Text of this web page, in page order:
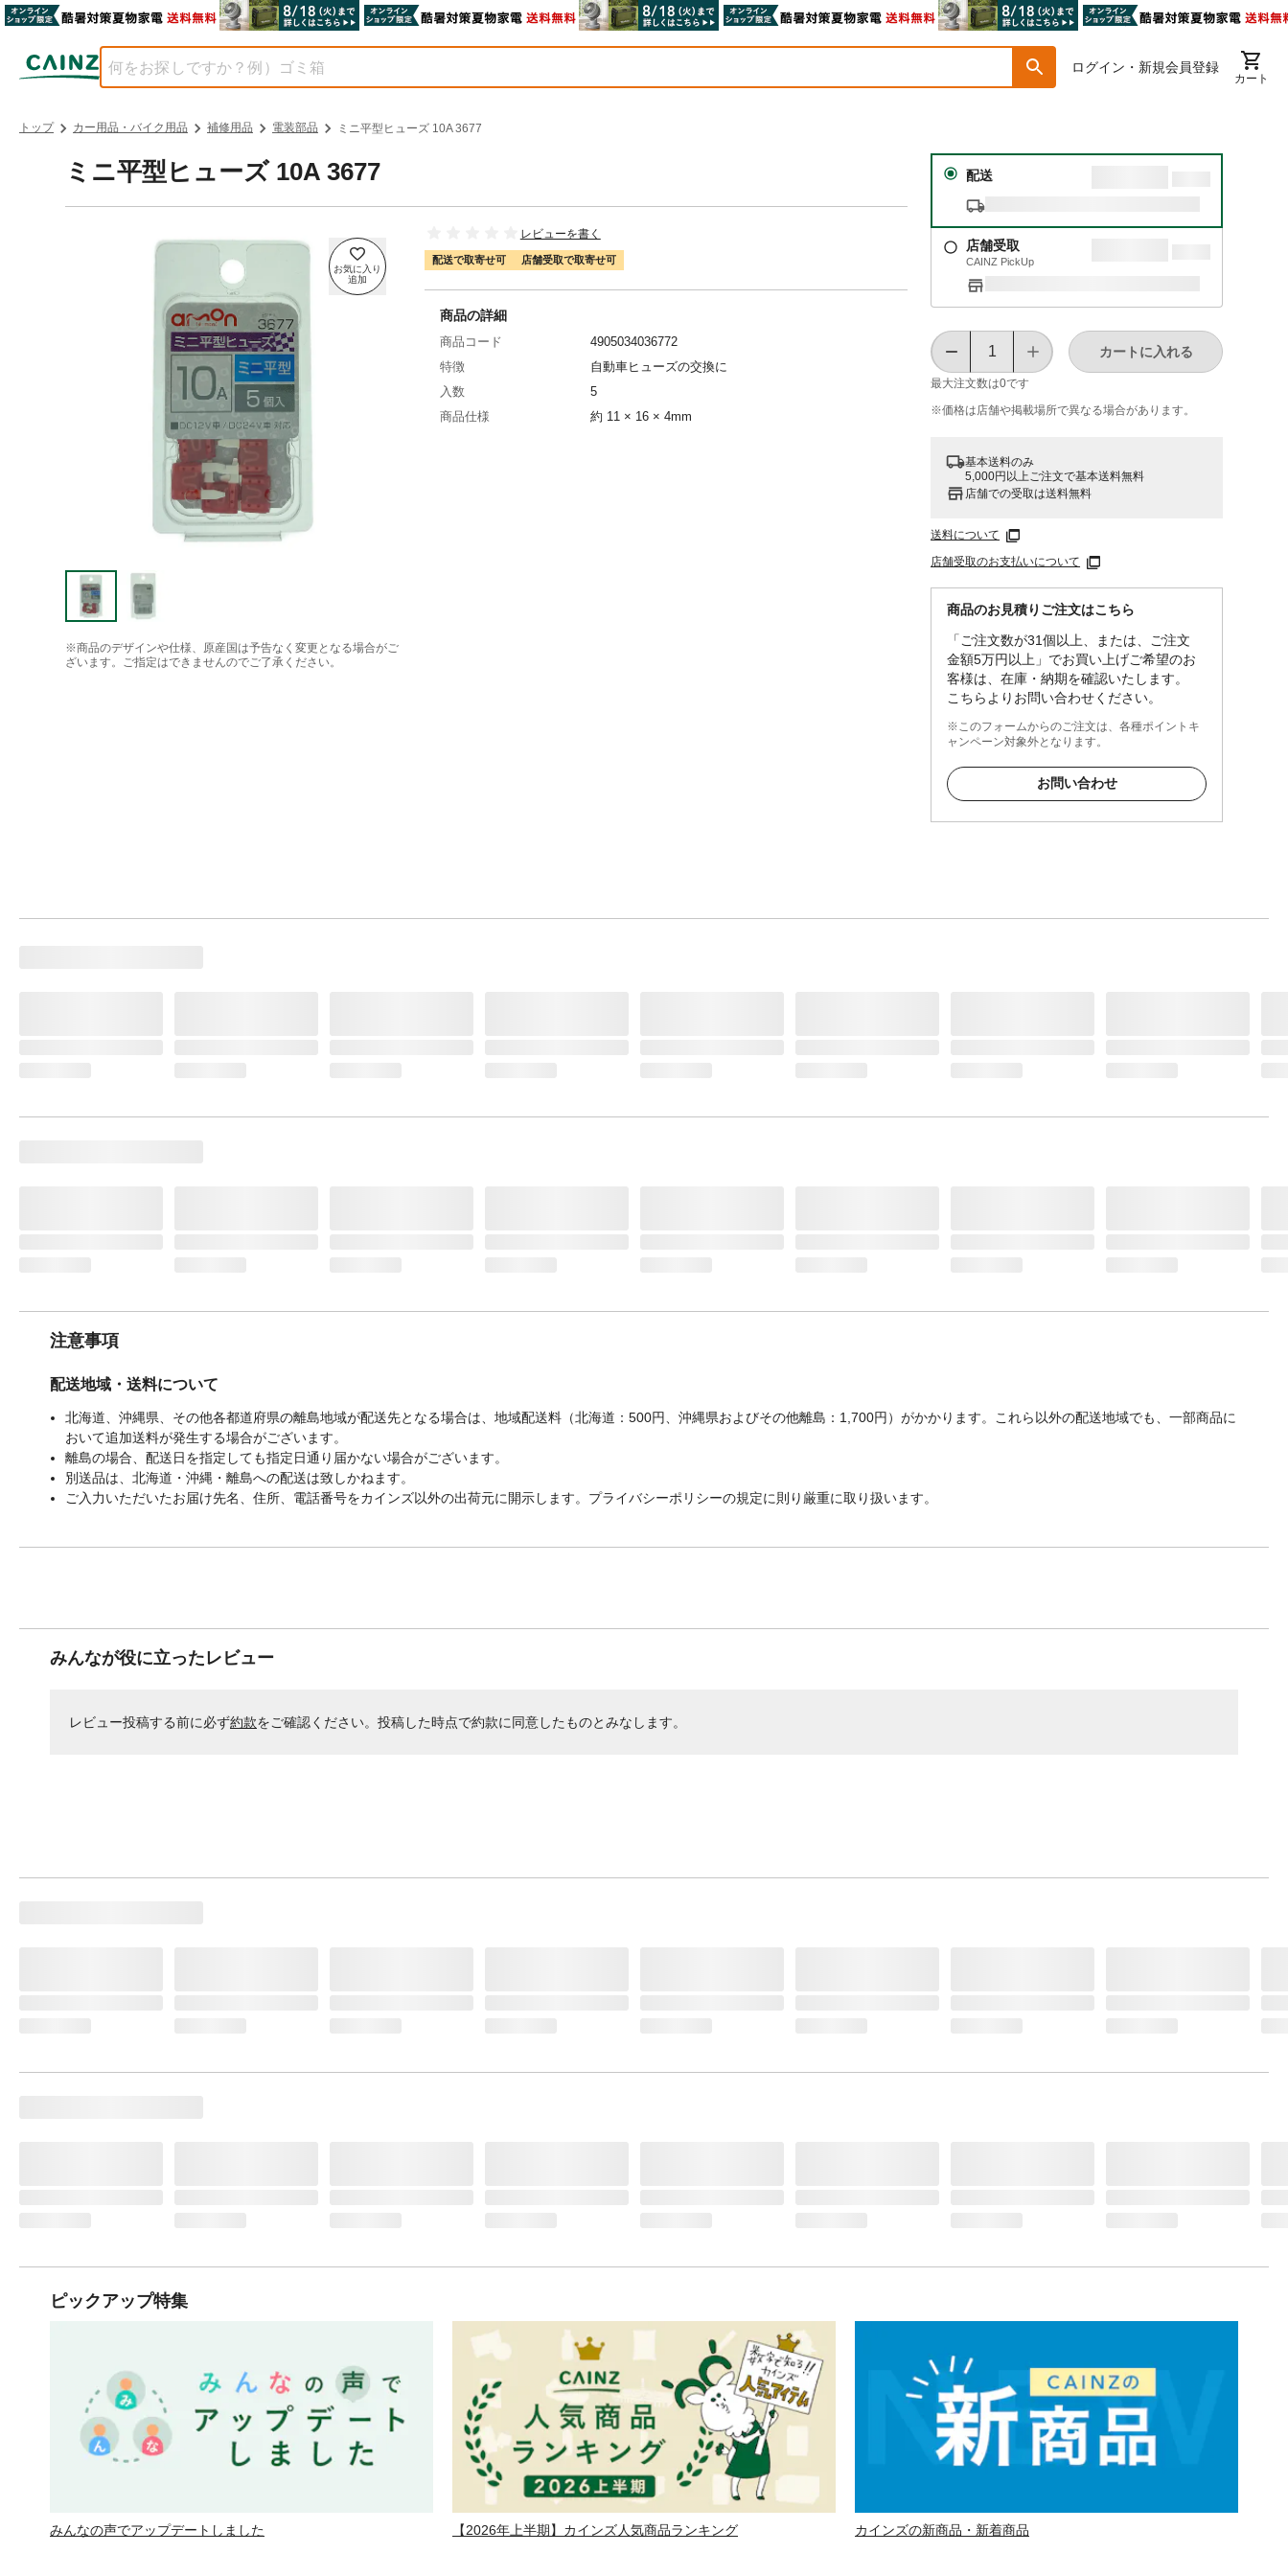
ログイン・新規会員登録
カート
トップ カー用品・バイク用品 補修用品 電装部品 ミニ平型ヒューズ 10A 3677
ミニ平型ヒューズ 10A 3677
※商品のデザインや仕様、原産国は予告なく変更となる場合がご
ざいます。ご指定はできませんのでご了承ください。
レビューを書く
配送で取寄せ可 店舗受取で取寄せ可
配送
店舗受取
CAINZ PickUp
最大注文数は0です
カートに入れる
※価格は​店舗や​掲載場所で​異なる​場合が​あります。
基本送料のみ
5,000円以上ご注文で基本送料無料
店舗での受取は送料無料
送料について
店舗受取のお支払いについて
商品のお見積りご注文はこちら
「ご注文数が31個以上、または、ご注文
金額5万円以上」でお買い上げご希望のお
客様は、在庫・納期を確認いたします。
こちらよりお問い合わせください。
※このフォームからのご注文は、各種ポイントキ
ャンペーン対象外となります。
お問い合わせ
商品の詳細
商品コード
4905034036772
特徴
自動車ヒューズの交換に
入数
5
商品仕様
約 11 × 16 × 4mm
注意事項
配送地域・送料について
北海道、沖縄県、その他各都道府県の離島地域が配送先となる場合は、地域配送料（北海道：500円、沖縄県およびその他離島：1,700円）がかかります。これら以外の配送地域でも、一部商品に
おいて追加送料が発生する場合がございます。
離島の場合、配送日を指定しても指定日通り届かない場合がございます。
別送品は、北海道・沖縄・離島への配送は致しかねます。
ご入力いただいたお届け先名、住所、電話番号をカインズ以外の出荷元に開示します。プライバシーポリシーの規定に則り厳重に取り扱います。
みんなが役に立ったレビュー
レビュー投稿する前に必ず約款をご確認ください。投稿した時点で約款に同意したものとみなします。
ピックアップ特集
みんなの声でアップデートしました 【2026年上半期】カインズ人気商品ランキング カインズの新商品・新着商品